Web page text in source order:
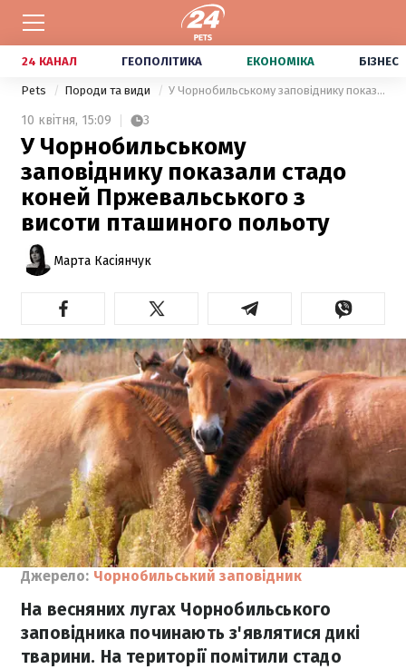
24 КАНАЛ ГЕОПОЛІТИКА ЕКОНОМІКА БІЗНЕС
Pets Породи та види У Чорнобильському заповіднику показали стадо коней Пржевальського з висоти пташиного польоту
10 квітня, 15:09 3
У Чорнобильському
заповіднику показали стадо
коней Пржевальського з
висоти пташиного польоту
Марта Касіянчук
Джерело: Чорнобильський заповідник
На весняних лугах Чорнобильського
заповідника починають з'являтися дикі
тварини. На території помітили стадо